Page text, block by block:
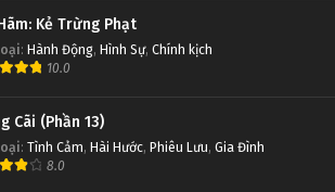
Kẻ Trừng Phạt
: Hành Động, Hình Sự, Chính kịch
10.0
Cãi (Phần 13)
: Tình Cảm, Hài Hước, Phiêu Lưu, Gia Đình
8.0